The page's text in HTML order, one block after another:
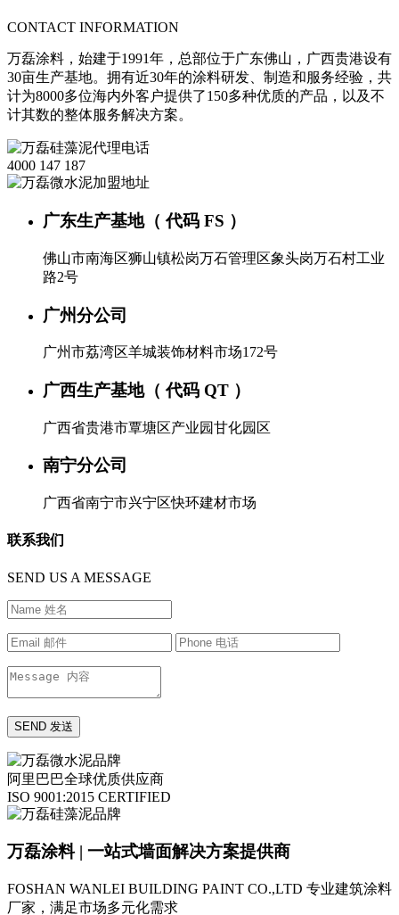
CONTACT INFORMATION
万磊涂料，始建于1991年，总部位于广东佛山，广西贵港设有
30亩生产基地。拥有近30年的涂料研发、制造和服务经验，共
计为8000多位海内外客户提供了150多种优质的产品，以及不
计其数的整体服务解决方案。
4000 147 187
广东生产基地（ 代码 FS ）
佛山市南海区狮山镇松岗万石管理区象头岗万石村工业
路2号
广州分公司
广州市荔湾区羊城装饰材料市场172号
广西生产基地（ 代码 QT ）
广西省贵港市覃塘区产业园甘化园区
南宁分公司
广西省南宁市兴宁区快环建材市场
联系我们
SEND US A MESSAGE
阿里巴巴全球优质供应商
ISO 9001:2015 CERTIFIED
万磊涂料 | 一站式墙面解决方案提供商
FOSHAN WANLEI BUILDING PAINT CO.,LTD 专业建筑涂料
厂家，满足市场多元化需求